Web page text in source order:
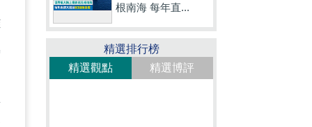
根南海 每年直...
精選排行榜
精選觀點
精選博評